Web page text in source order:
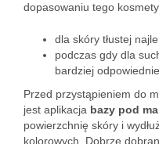
dopasowaniu tego
dla skóry tłustej
podczas gdy dla
bardziej odpowiednie.
Przed przystąpieniem do
jest aplikacja bazy pod
powierzchnię skóry i
kolorowych. Dobrze